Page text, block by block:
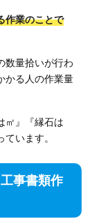
作業のことで
数量拾いが行わ
かる人の作業量
㎡』『縁石は
います。
事書類作